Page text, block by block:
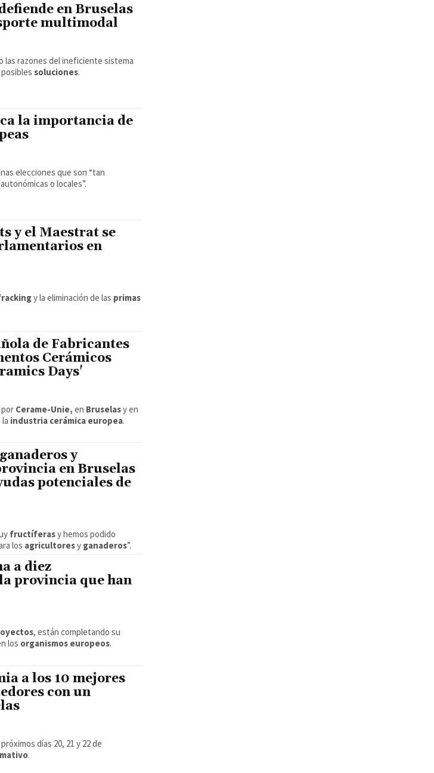
en Bruselas
multimodal
las razones del ineficiente sistema
posiblessoluciones.
la importancia de
elecciones que son “tan
o locales”.
y el Maestrat se
en
y la eliminación de las primas
de Fabricantes
Cerámicos
Days'
Cerame-Unie,en Bruselasy en
industria cerámica europea.
y
en Bruselas
potenciales de
fructíferasy hemos podido
los agricultoresy ganaderos”.
a diez
provincia que han
, están completando su
los organismos europeos.
a los 10 mejores
con un
días 20, 21 y 22 de
.